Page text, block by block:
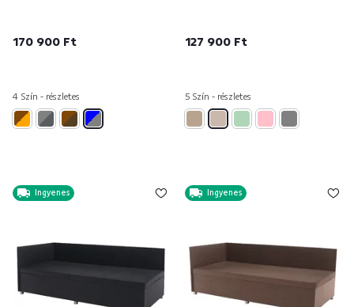
170 900 Ft
4 Szín - részletes
127 900 Ft
5 Szín - részletes
Ingyenes Ingyenes